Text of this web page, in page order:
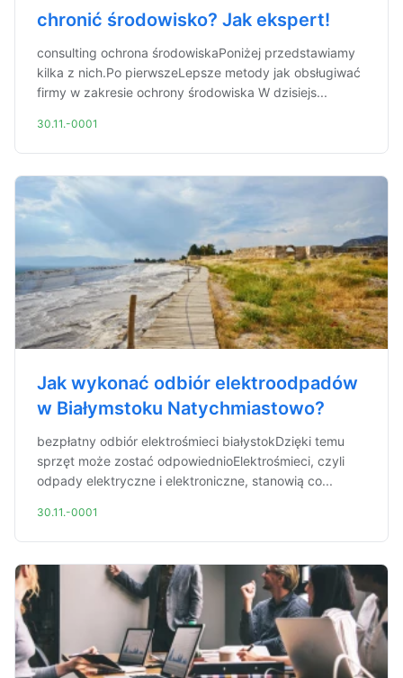
chronić środowisko? Jak ekspert!
consulting ochrona środowiskaPoniżej przedstawiamy
kilka z nich.Po pierwszeLepsze metody jak obsługiwać
firmy w zakresie ochrony środowiska W dzisiejs...
30.11.-0001
Jak wykonać odbiór elektroodpadów
w Białymstoku Natychmiastowo?
bezpłatny odbiór elektrośmieci białystokDzięki temu
sprzęt może zostać odpowiednioElektrośmieci, czyli
odpady elektryczne i elektroniczne, stanowią co...
30.11.-0001